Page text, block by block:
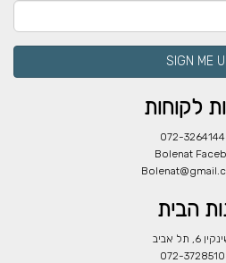
לקוחות
072-3264144
Bolenat
הבית
6, תל אביב
072-3728510